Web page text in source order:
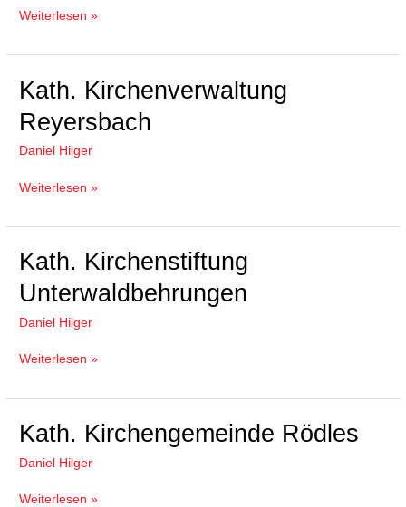
Weiterlesen »
Kath. Kirchenverwaltung
Reyersbach
Daniel Hilger
Kath.
Kirchenverwaltung
Reyersbach
Weiterlesen »
Kath. Kirchenstiftung
Unterwaldbehrungen
Daniel Hilger
Kath.
Kirchenstiftung
Unterwaldbehrungen
Weiterlesen »
Kath. Kirchengemeinde Rödles
Daniel Hilger
Kath.
Kirchengemeinde
Rödles
Weiterlesen »